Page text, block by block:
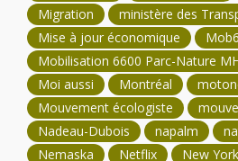
Migration
ministère des
Mise à jour économique
Mobilisation 6600 Parc-Nature
Moi aussi
Montréal
Mouvement écologiste
Nadeau-Dubois
napalm
Nemaska
Netflix
New